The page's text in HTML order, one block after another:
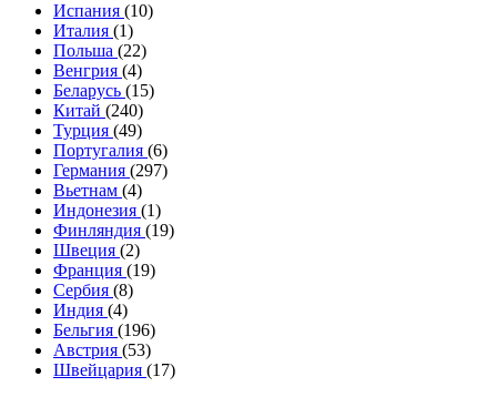
Испания (10)
Италия (1)
Польша (22)
Венгрия (4)
Беларусь (15)
Китай (240)
Турция (49)
Португалия (6)
Германия (297)
Вьетнам (4)
Индонезия (1)
Финляндия (19)
Швеция (2)
Франция (19)
Сербия (8)
Индия (4)
Бельгия (196)
Австрия (53)
Швейцария (17)